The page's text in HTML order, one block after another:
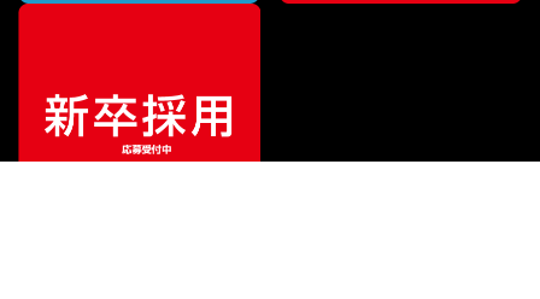
販売価格¥9,020（税込）